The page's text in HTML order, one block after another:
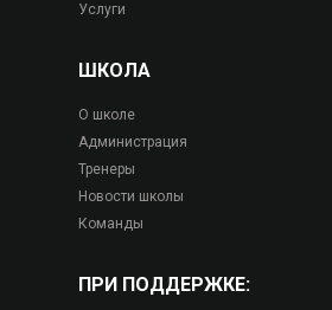
Услуги
ШКОЛА
О школе
Администрация
Тренеры
Новости школы
Команды
ПРИ ПОДДЕРЖКЕ: